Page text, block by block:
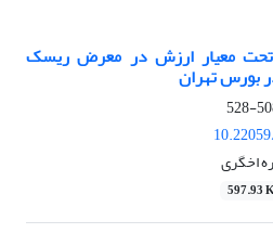
تحت معیار ارزش در معرض ریسک
اخگری
597.93